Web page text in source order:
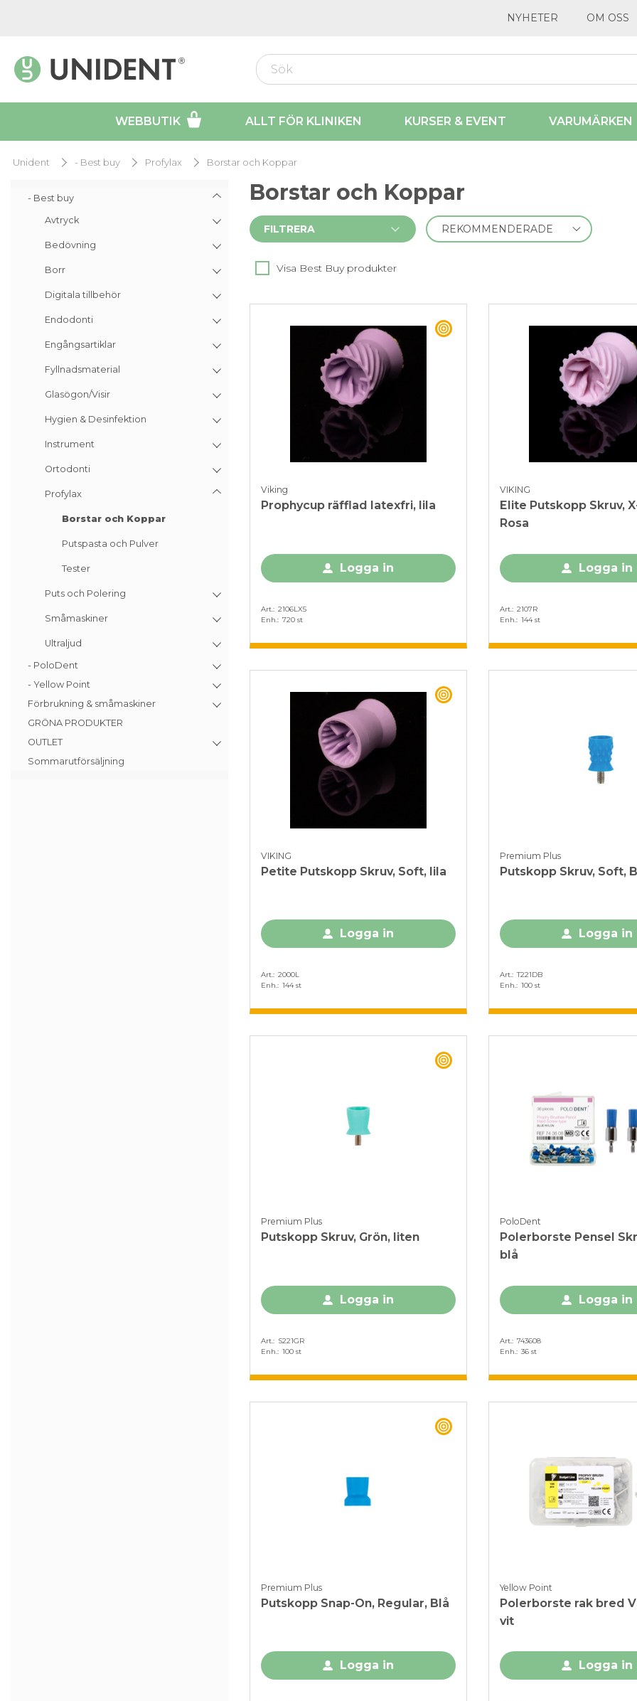
NYHETER OM OSS
WEBBUTIK ALLT FÖR KLINIKEN KURSER & EVENT VARUMÄRKEN
Unident - Best buy Profylax Borstar och Koppar
- Best buy
Avtryck
Bedövning
Borr
Digitala tillbehör
Endodonti
Engångsartiklar
Fyllnadsmaterial
Glasögon/Visir
Hygien & Desinfektion
Instrument
Ortodonti
Profylax
Borstar och Koppar
Putspasta och Pulver
Tester
Puts och Polering
Småmaskiner
Ultraljud
- PoloDent
- Yellow Point
Förbrukning & småmaskiner
GRÖNA PRODUKTER
OUTLET
Sommarutförsäljning
Borstar och Koppar
FILTRERA
Visa Best Buy produkter
Viking
Prophycup räfflad latexfri, lila
Logga in
Art. 2106LX5
Enh. 720 st
VIKING
Elite Putskopp Skruv,
Rosa
Logga in
Art. 2107R
Enh. 144 st
VIKING
Petite Putskopp Skruv, Soft, lila
Logga in
Art. 2000L
Enh. 144 st
Premium Plus
Putskopp Skruv, Soft,
Logga in
Art. T221DB
Enh. 100 st
Premium Plus
Putskopp Skruv, Grön, liten
Logga in
Art.
S221GR
Enh. 100 st
PoloDent
Polerborste Pensel
blå
Logga in
Art. 743608
Enh. 36 st
Premium Plus
Putskopp Snap-On, Regular, Blå
Logga in
Yellow Point
Polerborste rak bred
vit
Logga in